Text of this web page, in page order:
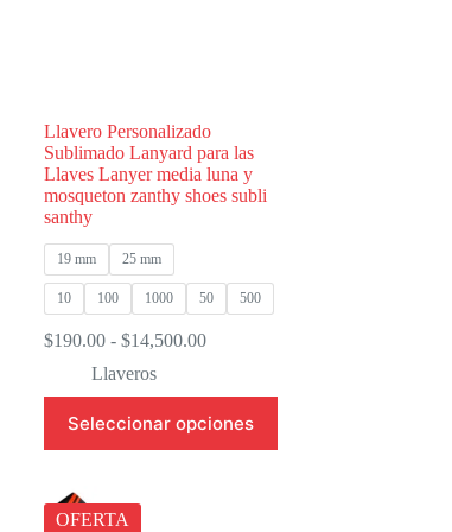
Llavero Personalizado
Sublimado Lanyard para las
Llaves Lanyer media luna y
mosqueton zanthy shoes subli
santhy
19 mm 25 mm
10 100 1000 50 500
$190.00 - $14,500.00Rango
desde
$190.00
hasta
Llaveros
Seleccionar opciones
producto
tiene
variantes.
LasOFERTA